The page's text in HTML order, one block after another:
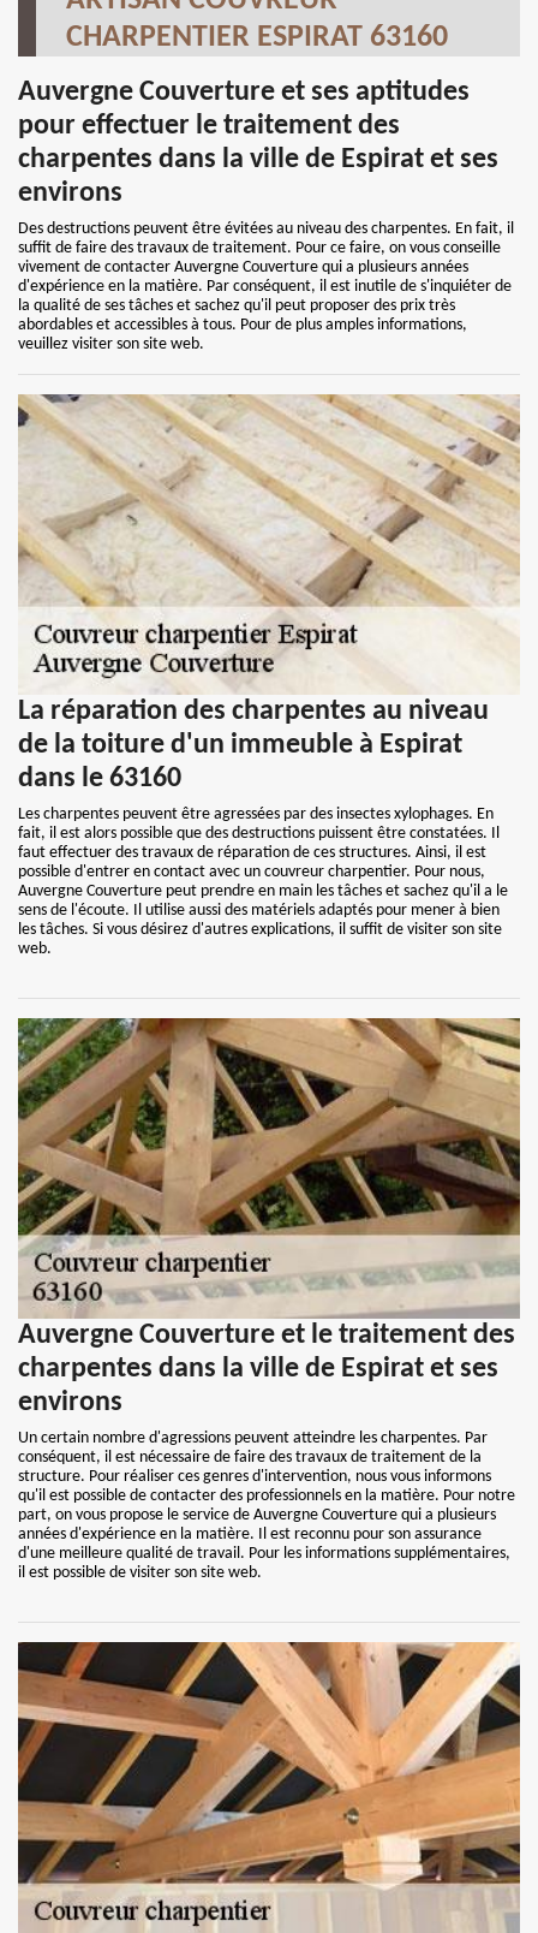
CHARPENTIER ESPIRAT 63160
Auvergne Couverture et ses aptitudes
pour effectuer le traitement des
charpentes dans la ville de Espirat et ses
environs
Des destructions peuvent être évitées au niveau des charpentes. En fait, il
suffit de faire des travaux de traitement. Pour ce faire, on vous conseille
vivement de contacter Auvergne Couverture qui a plusieurs années
d'expérience en la matière. Par conséquent, il est inutile de s'inquiéter de
la qualité de ses tâches et sachez qu'il peut proposer des prix très
abordables et accessibles à tous. Pour de plus amples informations,
veuillez visiter son site web.
La réparation des charpentes au niveau
de la toiture d'un immeuble à Espirat
dans le 63160
Les charpentes peuvent être agressées par des insectes xylophages. En
fait, il est alors possible que des destructions puissent être constatées. Il
faut effectuer des travaux de réparation de ces structures. Ainsi, il est
possible d'entrer en contact avec un couvreur charpentier. Pour nous,
Auvergne Couverture peut prendre en main les tâches et sachez qu'il a le
sens de l'écoute. Il utilise aussi des matériels adaptés pour mener à bien
les tâches. Si vous désirez d'autres explications, il suffit de visiter son site
web.
Auvergne Couverture et le traitement des
charpentes dans la ville de Espirat et ses
environs
Un certain nombre d'agressions peuvent atteindre les charpentes. Par
conséquent, il est nécessaire de faire des travaux de traitement de la
structure. Pour réaliser ces genres d'intervention, nous vous informons
qu'il est possible de contacter des professionnels en la matière. Pour notre
part, on vous propose le service de Auvergne Couverture qui a plusieurs
années d'expérience en la matière. Il est reconnu pour son assurance
d'une meilleure qualité de travail. Pour les informations supplémentaires,
il est possible de visiter son site web.